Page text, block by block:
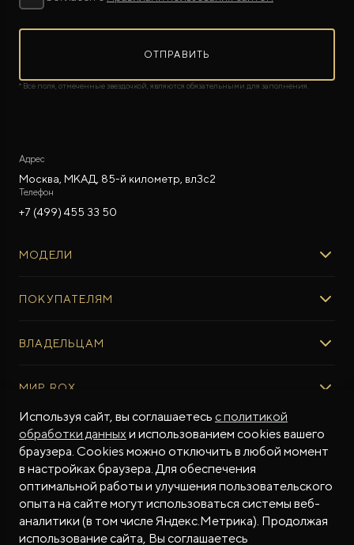
ОТПРАВИТЬ
* Все поля, отмеченные звездочкой, являются обязательными для заполнения.
Адрес
Москва, МКАД, 85-й километр, вл3с2
Телефон
+7 (499) 455 33 50
МОДЕЛИ
ROX ADAMAS
ПОКУПАТЕЛЯМ
Авто в наличии
Тест-драйв
Специальные предложения
ФИНАНСЫ И УСЛУГИ
Финансовые программы
Рассчитать кредит
Трейд-ин
Калькулятор трейд-ин
Страхование
ВЛАДЕЛЬЦАМ
Регламент ТО
Программное обеспечение
ПОДДЕРЖКА
Гарантия производителя
Контракт гарантийной поддержки
Помощь на дорогах
МИР ROX
О БРЕНДЕ
Бренд ROX
Дизайн Pininfarina
СМИ о нас
Истории владельцев
МЫ В СОЦСЕТЯХ
Используя сайт, вы соглашаетесь с политикой
обработки данныхи использованием cookies вашего
браузера. Cookies можно отключить в любой момент
в настройках браузера. Для обеспечения
оптимальной работы и улучшения пользовательского
опыта на сайте могут использоваться системы веб-
аналитики (в том числе Яндекс.Метрика). Продолжая
использование сайта, Вы соглашаетесь